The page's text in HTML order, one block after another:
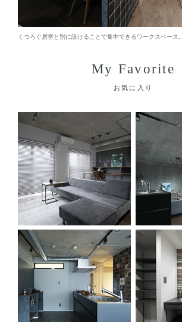
くつろぐ居室と別に設けることで集中できるワークスペース。
My Favorite
お気に入り